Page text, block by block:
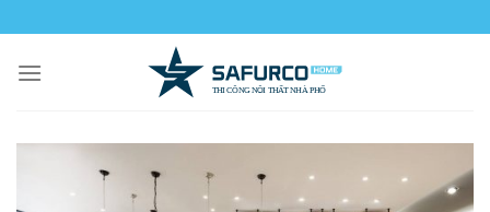
to
content